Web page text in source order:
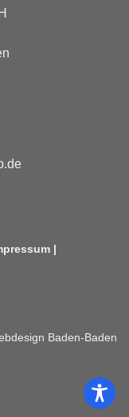
Baden-Baden